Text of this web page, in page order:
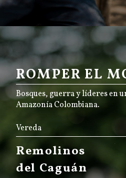
ROMPER EL
Bosques, guerra y líderes en
Amazonía Colombiana.
Vereda
Remolinos
del Caguán